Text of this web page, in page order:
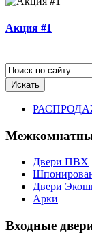
Акция #1
Двери ПВХ
Двери
Арки
Входные